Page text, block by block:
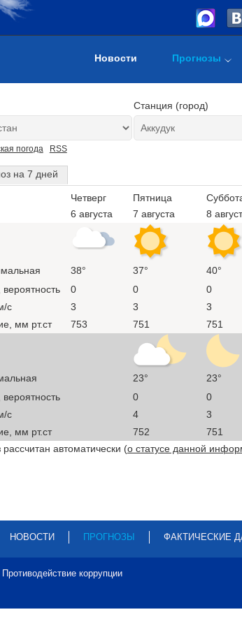
Новости Прогнозы
Станция (город)
погода RSS
на 7 дней
Четверг
6 августа
Пятница
7 августа
8
38° 37° 40°
0 0 0
с
3 3 3
мм рт.ст
753 751 751
23° 23°
0 0
с
4 3
мм рт.ст
752 751
рассчитан автоматически (о статусе данной
НОВОСТИ ПРОГНОЗЫ ФАКТИЧЕСКИЕ
Противодействие коррупции